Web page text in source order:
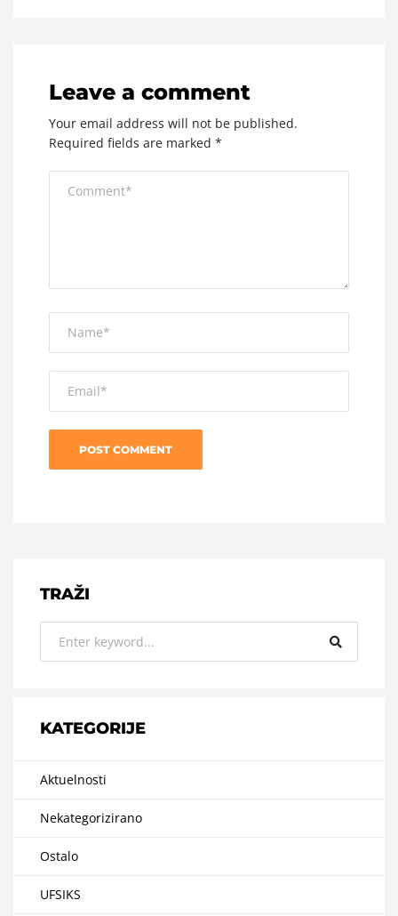
Leave a comment
Your email address will not be published.
Required fields are marked *
TRAŽI
KATEGORIJE
Aktuelnosti
Nekategorizirano
Ostalo
UFSIKS